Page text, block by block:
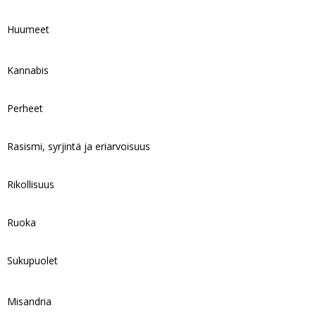
Huumeet
Kannabis
Perheet
Rasismi, syrjintä ja eriarvoisuus
Rikollisuus
Ruoka
Sukupuolet
Misandria